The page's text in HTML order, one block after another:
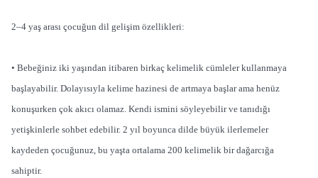
2–4 yaş arası çocuğun dil gelişim özellikleri:
• Bebeğiniz iki yaşından itibaren birkaç kelimelik cümleler kullanmaya
başlayabilir. Dolayısıyla kelime hazinesi de artmaya başlar ama henüz
konuşurken çok akıcı olamaz. Kendi ismini söyleyebilir ve tanıdığı
yetişkinlerle sohbet edebilir. 2 yıl boyunca dilde büyük ilerlemeler
kaydeden çocuğunuz, bu yaşta ortalama 200 kelimelik bir dağarcığa
sahiptir.